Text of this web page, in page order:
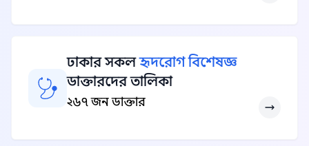
ঢাকার সকলহৃদরোগ বিশেষজ্ঞ
ডাক্তারদের তালিকা
২৬৭ জন ডাক্তার